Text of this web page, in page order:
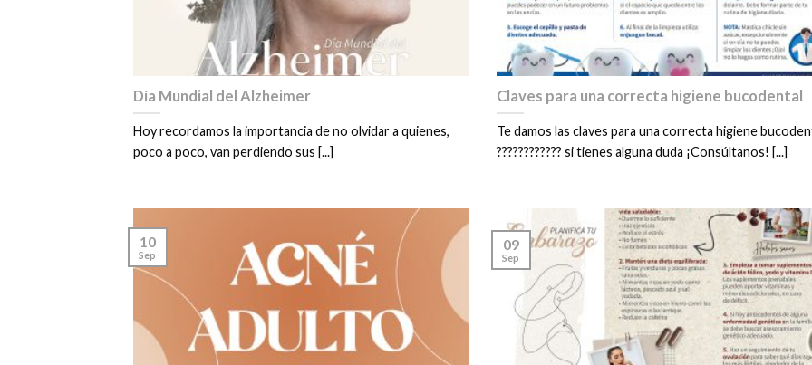
Día Mundial del Alzheimer
Hoy recordamos la importancia de no olvidar a quienes,
poco a poco, van perdiendo sus [...]
Claves para una correcta higiene bucodental
Te damos las claves para una correcta higiene
???????????? si tienes alguna duda ¡Consúltanos! [...]
10
Sep
09
Sep